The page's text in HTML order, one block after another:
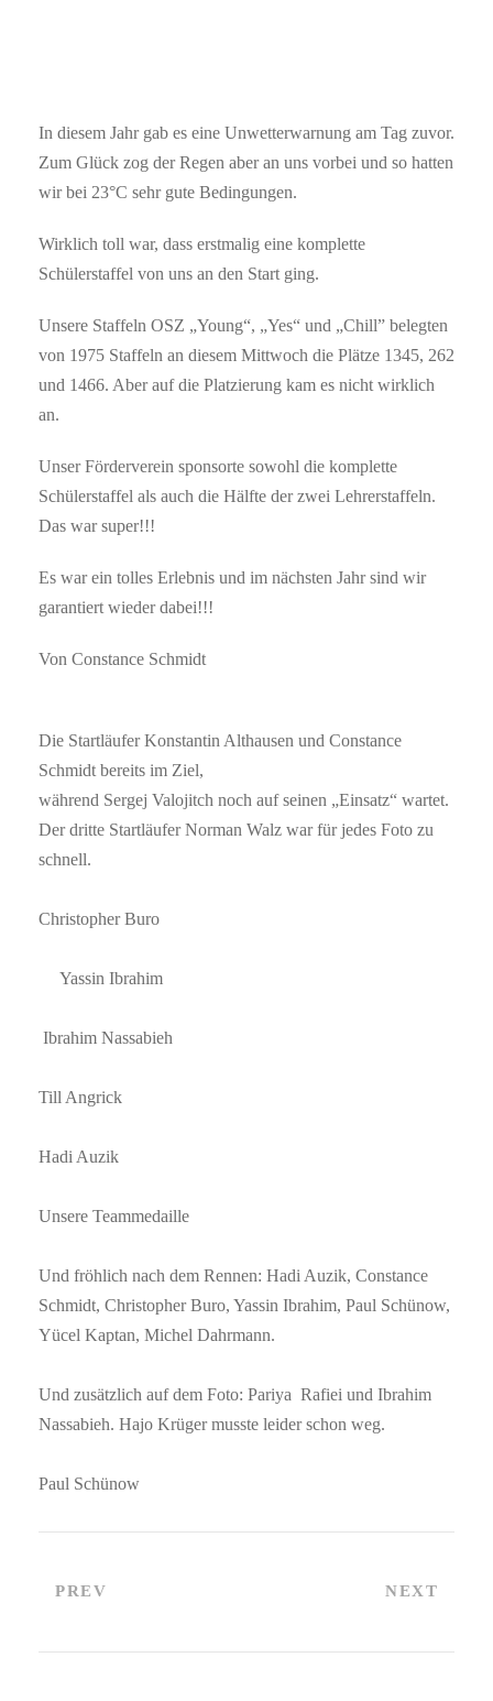
In diesem Jahr gab es eine Unwetterwarnung am Tag zuvor.
Zum Glück zog der Regen aber an uns vorbei und so hatten
wir bei 23°C sehr gute Bedingungen.
Wirklich toll war, dass erstmalig eine komplette
Schülerstaffel von uns an den Start ging.
Unsere Staffeln OSZ „Young“, „Yes“ und „Chill” belegten
von 1975 Staffeln an diesem Mittwoch die Plätze 1345, 262
und 1466. Aber auf die Platzierung kam es nicht wirklich
an.
Unser Förderverein sponsorte sowohl die komplette
Schülerstaffel als auch die Hälfte der zwei Lehrerstaffeln.
Das war super!!!
Es war ein tolles Erlebnis und im nächsten Jahr sind wir
garantiert wieder dabei!!!
Von Constance Schmidt
Die Startläufer Konstantin Althausen und Constance
Schmidt bereits im Ziel,
während Sergej Valojitch noch auf seinen „Einsatz“ wartet.
Der dritte Startläufer Norman Walz war für jedes Foto zu
schnell.
Christopher Buro
Yassin Ibrahim
Ibrahim Nassabieh
Till Angrick
Hadi Auzik
Unsere Teammedaille
Und fröhlich nach dem Rennen: Hadi Auzik, Constance
Schmidt, Christopher Buro, Yassin Ibrahim, Paul Schünow,
Yücel Kaptan, Michel Dahrmann.
Und zusätzlich auf dem Foto: Pariya Rafiei und Ibrahim
Nassabieh. Hajo Krüger musste leider schon weg.
Paul Schünow
PREV NEXT